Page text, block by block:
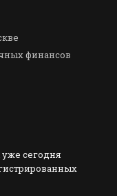
финансов
сегодня